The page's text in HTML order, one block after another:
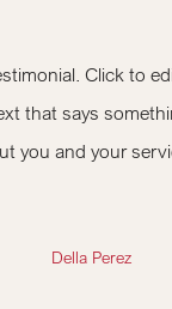
Click to
that says
you and your
Della Perez